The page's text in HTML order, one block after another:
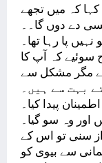
کہ میں تجھے
دے دوں گا۔۔
پا رہا تھا۔
کہ آپ کا
مگر مشکل سے
بہت سے ہیں۔
پیدا کیا۔
اور وہ سو گیا۔
سنی تو اس کے
سے بیوی کو